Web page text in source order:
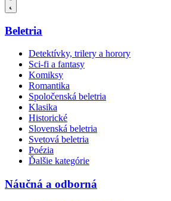
Beletria
Detektívky, trilery a horory
Sci-fi a fantasy
Komiksy
Romantika
Spoločenská beletria
Klasika
Historické
Slovenská beletria
Svetová beletria
Poézia
Ďalšie kategórie
Náučná a odborná